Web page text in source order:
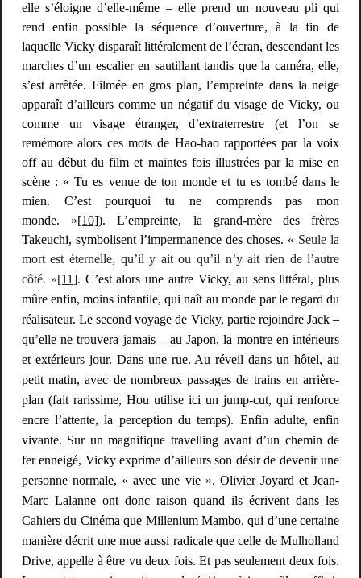
elle s’éloigne d’elle-même – elle prend un nouveau pli qui
rend enfin possible la séquence d’ouverture, à la fin de
laquelle Vicky disparaît littéralement de l’écran, descendant les
marches d’un escalier en sautillant tandis que la caméra, elle,
s’est arrêtée. Filmée en gros plan, l’empreinte dans la neige
apparaît d’ailleurs comme un négatifdu visage de Vicky, ou
comme un visage étranger, d’extraterrestre (et l’on se
remémore alors ces mots de Hao-hao rapportées par la voix
off au début du film et maintes fois illustrées par la mise en
scène : « Tu es venue de ton monde et tu es tombé dans le
mien. C’est pourquoi tu ne comprends pas mon
monde. »[10]). L’empreinte, la grand-mère des frères
Takeuchi, symbolisent l’impermanence des choses. « Seule la
mort est éternelle, qu’il y ait ou qu’il n’y ait rien de l’autre
côté. »[11]. C’est alors uneautre Vicky, au sens littéral, plus
mûre enfin, moins infantile, qui naît au monde par le regard du
réalisateur. Le second voyage de Vicky, partie rejoindre Jack –
qu’elle ne trouvera jamais – au Japon, la montre en intérieurs
et extérieurs jour. Dans une rue. Au réveil dans un hôtel, au
petit matin, avec de nombreux passages de trains en arrière-
plan (fait rarissime, Hou utilise ici unjump-cut, qui renforce
encre l’attente, la perception du temps). Enfin adulte, enfin
vivante. Sur un magnifique travelling avant d’un chemin de
fer enneigé, Vicky exprime d’ailleurs son désir de devenir une
personne normale, «avec une vie». Olivier Joyard et Jean-
Marc Lalanne ont donc raison quand ils écrivent dans les
Cahiers du Cinéma que Millenium Mambo, qui d’une certaine
manière décrit une mue aussi radicale que celle deMulholland
Drive, appelle à être vu deux fois. Et pas seulement deux fois.